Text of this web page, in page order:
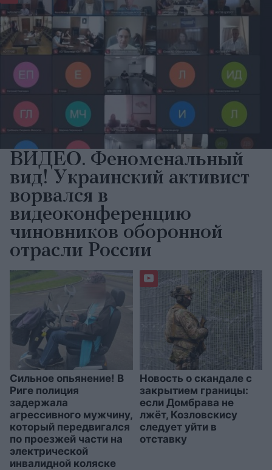
ВИДЕО. Феноменальный
вид! Украинский активист
ворвался в
видеоконференцию
чиновников оборонной
отрасли России
Сильное опьянение! В
Риге полиция
задержала
агрессивного мужчину,
который передвигался
по проезжей части на
электрической
инвалидной коляске
Новость о скандале с
закрытием границы:
если Домбрава не
лжёт, Козловскису
следует уйти в
отставку